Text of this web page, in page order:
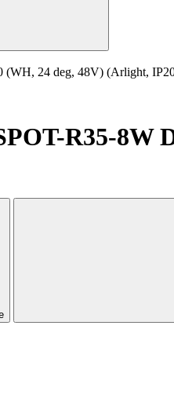
24 deg, 48V) (Arlight,
R35-8W